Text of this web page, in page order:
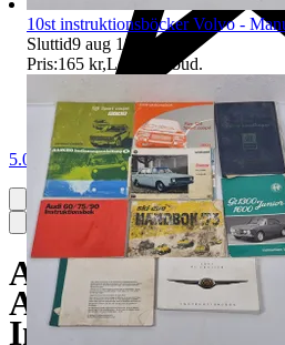
5.0
Arbetsbänk med
Arbetsbord -
10st instruktionsböcker Volvo -
Sluttid9 aug 18:04 .
Pris:165 kr,Ledande bud.